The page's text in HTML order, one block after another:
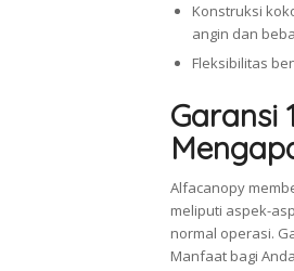
Konstruksi
angin dan
Fleksibilitas
Garansi
Alfacanopy
meliputi aspek-
normal operasi.
Manfaat bagi